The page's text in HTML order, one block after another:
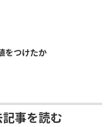
をつけたか
記事を読む